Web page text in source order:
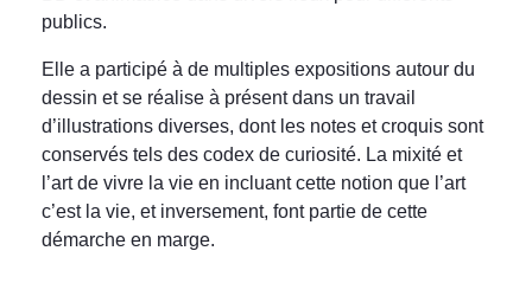
publics.
Elle a participé à de multiples expositions autour du
dessin et se réalise à présent dans un travail
d’illustrations diverses, dont les notes et croquis sont
conservés tels des codex de curiosité. La mixité et
l’art de vivre la vie en incluant cette notion que l’art
c’est la vie, et inversement, font partie de cette
démarche en marge.